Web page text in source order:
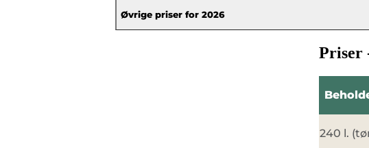
Øvrige priser for 2026
Priser
240 l.